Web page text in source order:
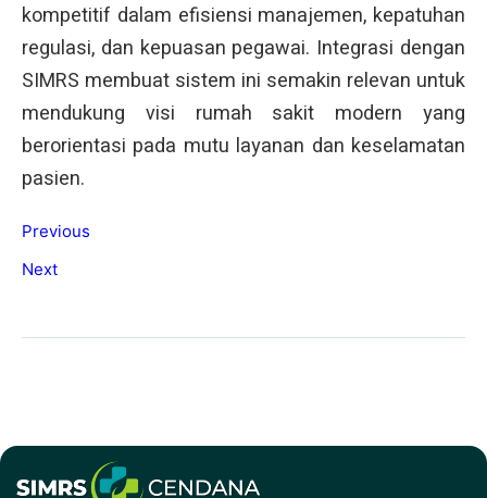
kompetitif dalam efisiensi manajemen, kepatuhan
regulasi, dan kepuasan pegawai. Integrasi dengan
SIMRS membuat sistem ini semakin relevan untuk
mendukung visi rumah sakit modern yang
berorientasi pada mutu layanan dan keselamatan
pasien.
Previous
Next